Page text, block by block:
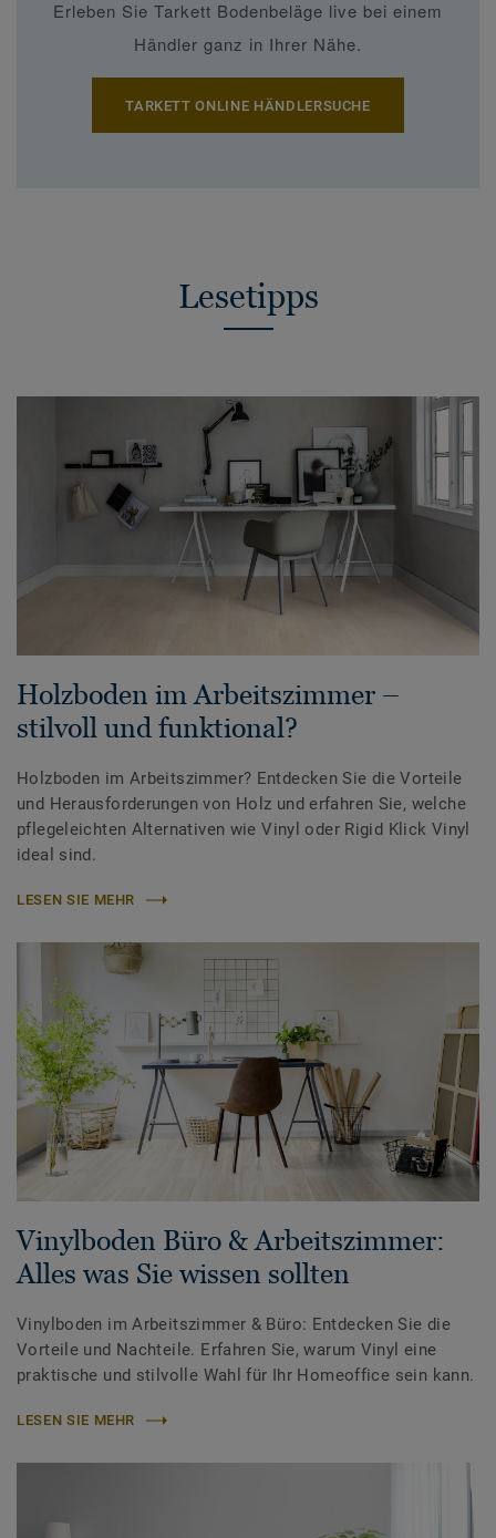
Erleben Sie Tarkett Bodenbeläge live bei einem
Händler ganz in Ihrer Nähe.
TARKETT ONLINE HÄNDLERSUCHE
Lesetipps
Holzboden im Arbeitszimmer –
stilvoll und funktional?
Holzboden im Arbeitszimmer? Entdecken Sie die Vorteile
und Herausforderungen von Holz und erfahren Sie, welche
pflegeleichten Alternativen wie Vinyl oder Rigid Klick Vinyl
ideal sind.
LESEN SIE MEHR
Vinylboden Büro & Arbeitszimmer:
Alles was Sie wissen sollten
Vinylboden im Arbeitszimmer & Büro: Entdecken Sie die
Vorteile und Nachteile. Erfahren Sie, warum Vinyl eine
praktische und stilvolle Wahl für Ihr Homeoffice sein kann.
LESEN SIE MEHR